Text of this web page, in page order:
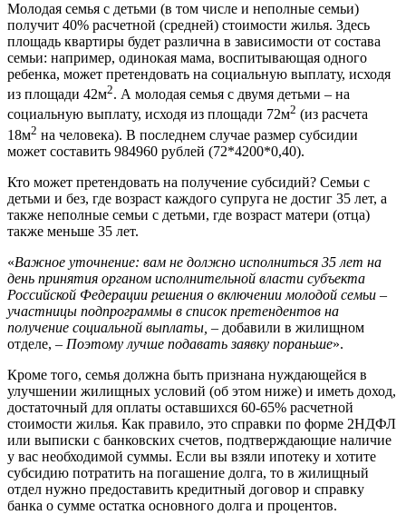
Молодая семья с детьми (в том числе и неполные семьи)
получит 40% расчетной (средней) стоимости жилья. Здесь
площадь квартиры будет различна в зависимости от состава
семьи: например, одинокая мама, воспитывающая одного
ребенка, может претендовать на социальную выплату, исходя
из площади 42м2. А молодая семья с двумя детьми – на
социальную выплату, исходя из площади 72м2 (из расчета
18м2 на человека). В последнем случае размер субсидии
может составить 984960 рублей (72*4200*0,40).
Кто может претендовать на получение субсидий? Семьи с
детьми и без, где возраст каждого супруга не достиг 35 лет, а
также неполные семьи с детьми, где возраст матери (отца)
также меньше 35 лет.
«Важное уточнение: вам не должно исполниться 35 лет на
день принятия органом исполнительной власти субъекта
Российской Федерации решения о включении молодой семьи –
участницы подпрограммы в список претендентов на
получение социальной выплаты, – добавили в жилищном
отделе, – Поэтому лучше подавать заявку пораньше».
Кроме того, семья должна быть признана нуждающейся в
улучшении жилищных условий (об этом ниже) и иметь доход,
достаточный для оплаты оставшихся 60-65% расчетной
стоимости жилья. Как правило, это справки по форме 2НДФЛ
или выписки с банковских счетов, подтверждающие наличие
у вас необходимой суммы. Если вы взяли ипотеку и хотите
субсидию потратить на погашение долга, то в жилищный
отдел нужно предоставить кредитный договор и справку
банка о сумме остатка основного долга и процентов.